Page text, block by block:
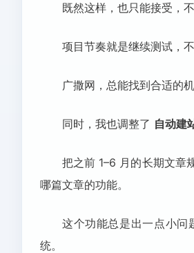
既然这样，也只能接受，
项目节奏就是继续测试，
广撒网，总能找到合适的机
同时，我也调整了 自动建
把之前 1–6 月的长期文章
哪篇文章的功能。
这个功能总是出一点小问
统。